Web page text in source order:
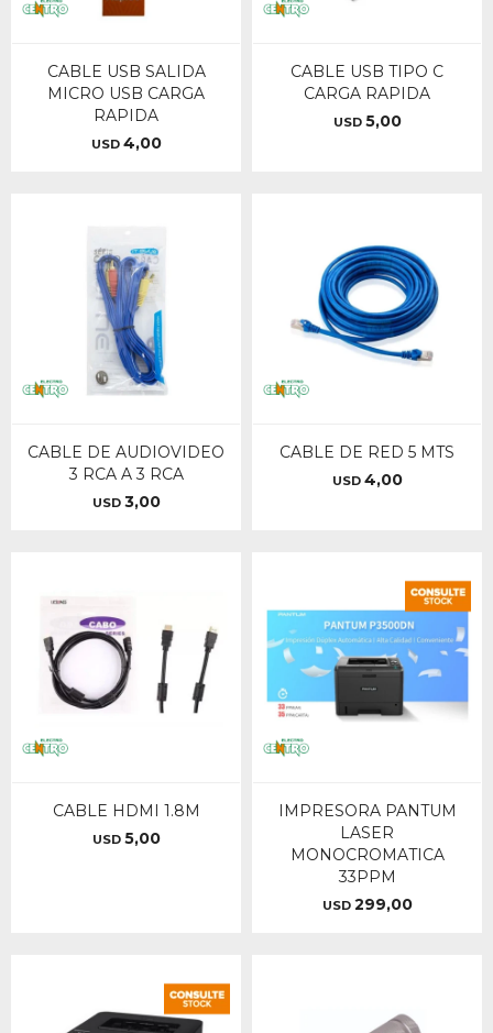
CABLE USB SALIDA
MICRO USB CARGA
RAPIDA
USD 4,00
CABLE USB TIPO C
CARGA RAPIDA
USD 5,00
CABLE DE AUDIOVIDEO
3 RCA A 3 RCA
USD 3,00
CABLE DE RED 5 MTS
USD 4,00
CABLE HDMI 1.8M
USD 5,00
IMPRESORA PANTUM
LASER
MONOCROMATICA
33PPM
USD 299,00